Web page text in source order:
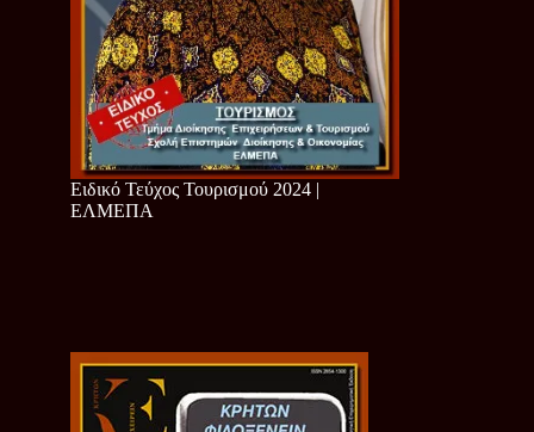
Ειδικό Τεύχος Τουρισμού 2024 |
ΕΛΜΕΠΑ